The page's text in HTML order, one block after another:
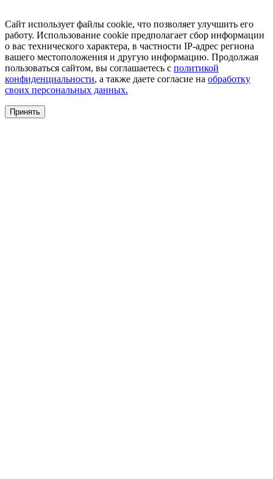
Сайт использует файлы cookie, что позволяет улучшить его
работу. Использование cookie предполагает сбор информации
о вас технического характера, в частности IP-адрес региона
вашего местоположения и другую информацию. Продолжая
пользоваться сайтом, вы соглашаетесь с политикой
конфиденциальности, а также даете согласие на обработку
своих персональных данных.
Принять